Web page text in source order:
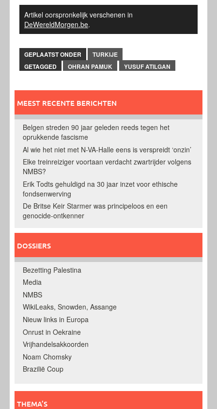
Artikel oorspronkelijk verschenen in
DeWereldMorgen.be.
GEPLAATST ONDER
TURKIJE
GETAGGED
OHRAN PAMUK YUSUF ATILGAN
MEEST RECENTE BERICHTEN
Belgen streden 90 jaar geleden reeds tegen het
oprukkende fascisme
Al wie het niet met N-VA-Halle eens is verspreidt ‘onzin’
Elke treinreiziger voortaan verdacht zwartrijder volgens
NMBS?
Erik Todts gehuldigd na 30 jaar inzet voor ethische
fondsenwerving
De Britse Keir Starmer was principeloos en een
genocide-ontkenner
DOSSIERS
Bezetting Palestina
Media
NMBS
WikiLeaks, Snowden, Assange
Nieuw links in Europa
Onrust in Oekraine
Vrijhandelsakkoorden
Noam Chomsky
Brazilië Coup
THEMA’S